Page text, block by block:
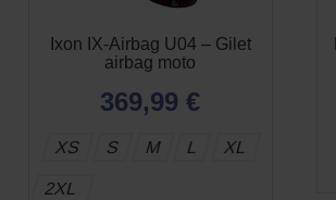
Ixon IX-Airbag U04 – Gilet
airbag moto
369,99 €
XS S M L XL
2XL